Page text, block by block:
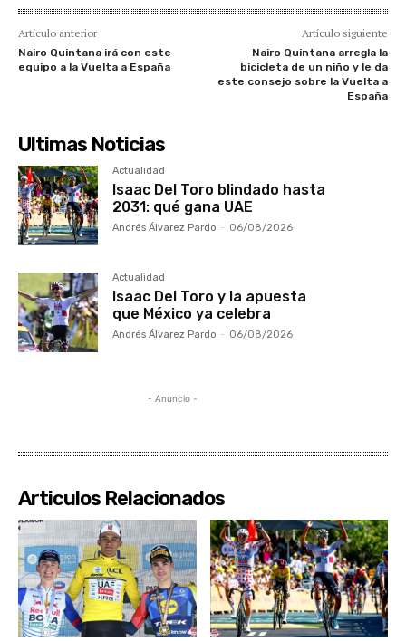
Artículo anterior
Nairo Quintana irá con este
equipo a la Vuelta a España
Artículo siguiente
Nairo Quintana arregla la
bicicleta de un niño y le da
este consejo sobre la Vuelta a
España
Ultimas Noticias
Actualidad
Isaac Del Toro blindado hasta
2031: qué gana UAE
Andrés Álvarez Pardo - 06/08/2026
Actualidad
Isaac Del Toro y la apuesta
que México ya celebra
Andrés Álvarez Pardo - 06/08/2026
- Anuncio -
Articulos Relacionados